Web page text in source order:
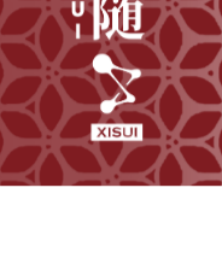
logs Children's
灵山上的自然